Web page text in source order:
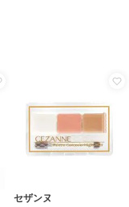
セザンヌ